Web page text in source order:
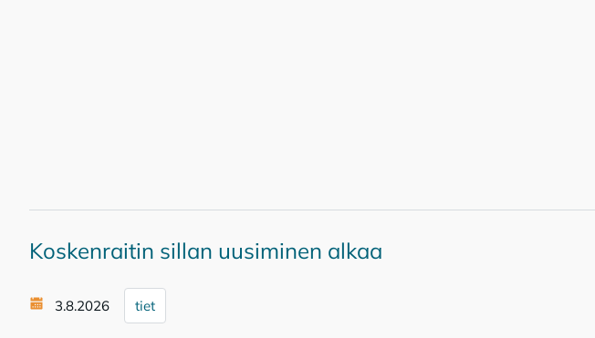
Koskenraitin sillan uusiminen alkaa
3.8.2026 tiet